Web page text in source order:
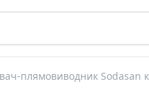
плямовиводник Sodasan